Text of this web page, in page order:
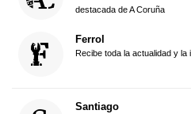
destacada de A Coruña
Ferrol
Recibe toda la actualidad y
Santiago